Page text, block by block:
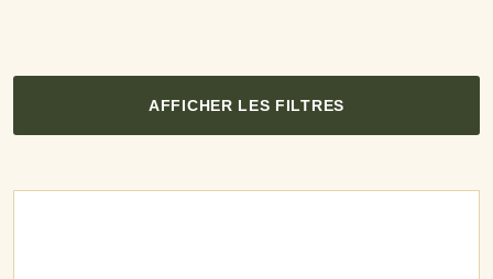
AFFICHER LES FILTRES